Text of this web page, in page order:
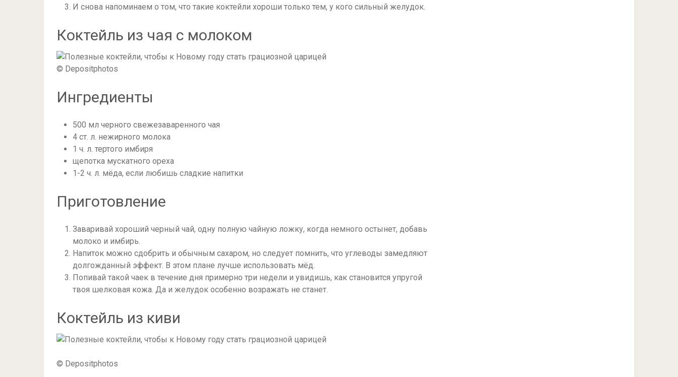
И снова напоминаем о том, что такие коктейли хороши только тем, у кого сильный желудок.
Коктейль из чая с молоком
© Depositphotos
Ингредиенты
500 мл черного свежезаваренного чая
4 ст. л. нежирного молока
1 ч. л. тертого имбиря
щепотка мускатного ореха
1-2 ч. л. мёда, если любишь сладкие напитки
Приготовление
Заваривай хороший черный чай, одну полную чайную ложку, когда немного остынет, добавь
молоко и имбирь.
Напиток можно сдобрить и обычным сахаром, но следует помнить, что углеводы замедляют
долгожданный эффект. В этом плане лучше использовать мёд.
Попивай такой чаек в течение дня примерно три недели и увидишь, как становится упругой
твоя шелковая кожа. Да и желудок особенно возражать не станет.
Коктейль из киви
© Depositphotos